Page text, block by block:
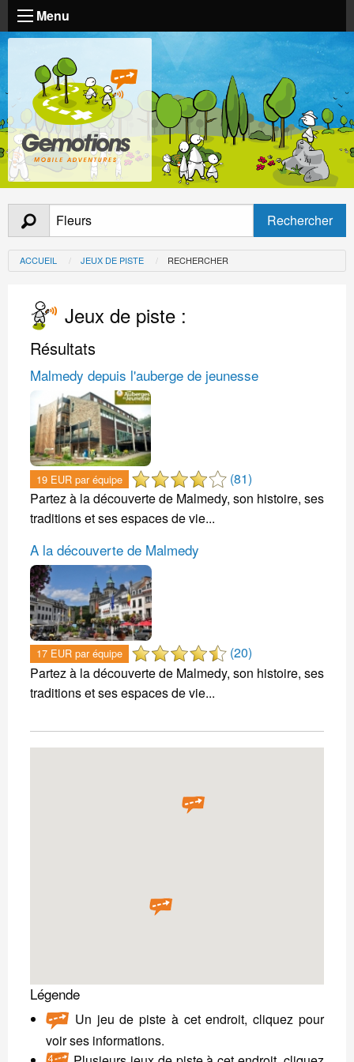
Menu
ACCUEIL JEUX DE PISTE RECHERCHER
Jeux de piste :
Résultats
Malmedy depuis l'auberge de jeunesse
19 EUR par équipe
(81)
Partez à la découverte de Malmedy, son histoire, ses
traditions et ses espaces de vie...
A la découverte de Malmedy
17 EUR par équipe
(20)
Partez à la découverte de Malmedy, son histoire, ses
traditions et ses espaces de vie...
Légende
Un jeu de piste à cet endroit, cliquez pour
voir ses informations.